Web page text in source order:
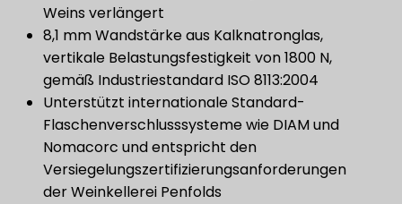
Weins verlängert
8,1 mm Wandstärke aus Kalknatronglas,
vertikale Belastungsfestigkeit von 1800 N,
gemäß Industriestandard ISO 8113:2004
Unterstützt internationale Standard-
Flaschenverschlusssysteme wie DIAM und
Nomacorc und entspricht den
Versiegelungszertifizierungsanforderungen
der Weinkellerei Penfolds